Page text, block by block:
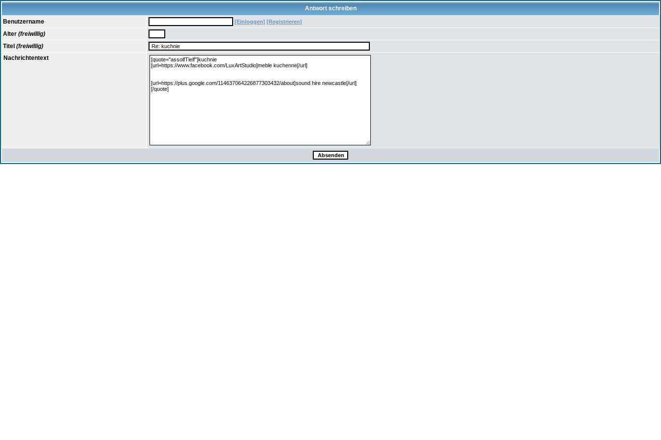
Antwort schreiben
Benutzername
[Einloggen] [Registrieren]
Alter (freiwillig)
Titel (freiwillig)
Nachrichtentext